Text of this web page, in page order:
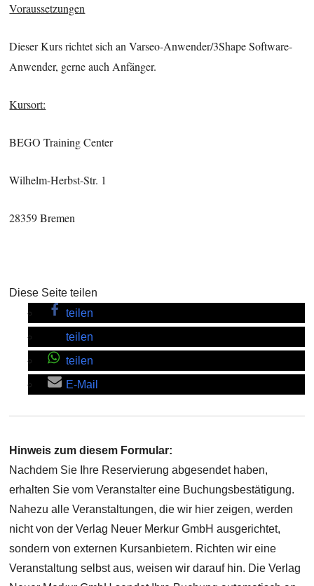
Voraussetzungen
Dieser Kurs richtet sich an Varseo-Anwender/3Shape Software-
Anwender, gerne auch Anfänger.
Kursort:
BEGO Training Center
Wilhelm-Herbst-Str. 1
28359 Bremen
Diese Seite teilen
teilen
teilen
teilen
E-Mail
Hinweis zum diesem Formular:
Nachdem Sie Ihre Reservierung abgesendet haben,
erhalten Sie vom Veranstalter eine Buchungsbestätigung.
Nahezu alle Veranstaltungen, die wir hier zeigen, werden
nicht von der Verlag Neuer Merkur GmbH ausgerichtet,
sondern von externen Kursanbietern. Richten wir eine
Veranstaltung selbst aus, weisen wir darauf hin. Die Verlag